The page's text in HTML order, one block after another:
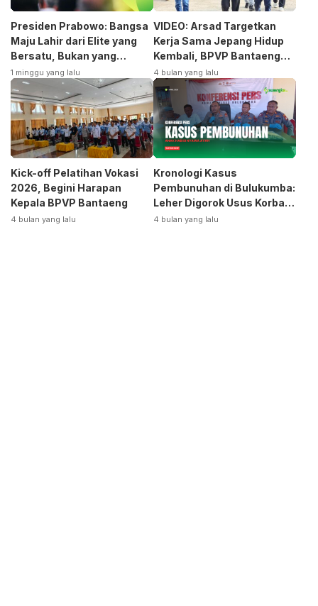
Presiden Prabowo: Bangsa
Maju Lahir dari Elite yang
Bersatu, Bukan yang
Terpecah
1 minggu yang lalu
VIDEO: Arsad Targetkan
Kerja Sama Jepang Hidup
Kembali, BPVP Bantaeng
Siap Bangkitkan Jurusan
Otomotif
4 bulan yang lalu
Kick-off Pelatihan Vokasi
2026, Begini Harapan
Kepala BPVP Bantaeng
4 bulan yang lalu
Kronologi Kasus
Pembunuhan di Bulukumba:
Leher Digorok Usus Korban
Dikeluarkan
4 bulan yang lalu